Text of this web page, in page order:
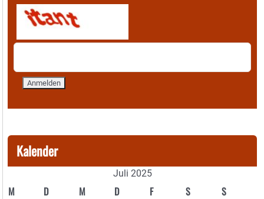
Kalender
Juli 2025
M D M D F S S